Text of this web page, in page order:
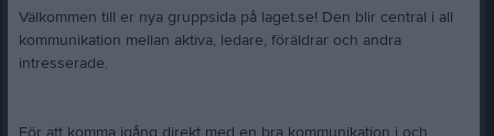
Välkommen till er nya gruppsida på laget.se! Den blir central i all
kommunikation mellan aktiva, ledare, föräldrar och andra
intresserade.